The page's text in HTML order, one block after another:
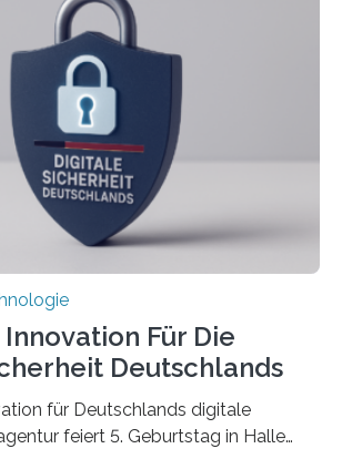
von vier Jahren insgesamt 15
Rahmen von CAVECORE mit
beschäftigen – also mit Robotern,
ihre Umgebung erfassen,
und häufig auch mit…
Für Die
Deutschlands
für Deutschlands digitale
feiert 5. Geburtstag in Halle